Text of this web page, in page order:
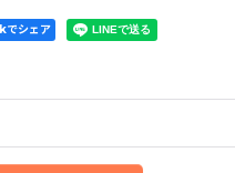
シェア